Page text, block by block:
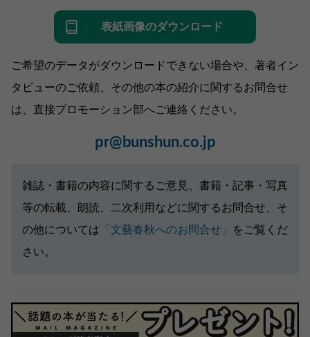
表紙画像のダウンロード
ご希望のデータがダウンロードできない場合や、著者イン
タビューのご依頼、その他の本の紹介に関するお問合せ
は、直接プロモーション部へご連絡ください。
pr@bunshun.co.jp
雑誌・書籍の内容に関するご意見、書籍・記事・写真
等の転載、朗読、二次利用などに関するお問合せ、そ
の他については 「文藝春秋へのお問合せ」
をご覧くだ
さい。